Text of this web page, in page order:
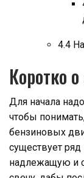
4.4
Коротко
Для начала
чтобы
бензиновых
существует
надлежащую и